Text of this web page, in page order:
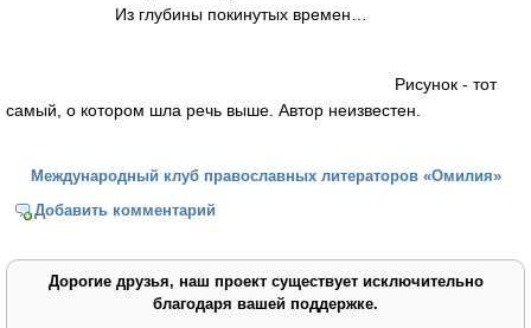
Из глубины покинутых времен…
Рисунок - тот
самый, о котором шла речь выше. Автор неизвестен.
Международный клуб православных литераторов «Омилия»
Добавить комментарий
Дорогие друзья, наш проект существует исключительно
благодаря вашей поддержке.